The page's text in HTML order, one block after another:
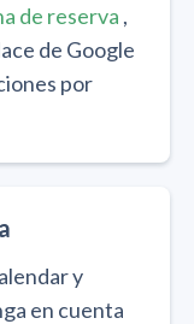
de reserva ,
de Google
por
y
en cuenta